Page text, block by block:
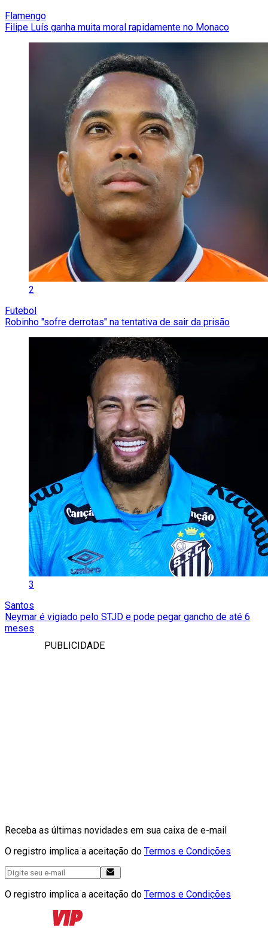
Flamengo
Filipe Luís ganha muita moral rapidamente no Monaco
2
Futebol
Robinho "sofre derrotas" na tentativa de sair da prisão
3
Santos
Neymar é vigiado pelo STJD e pode pegar gancho de até 6
meses
PUBLICIDADE
Receba as últimas novidades em sua caixa de e-mail
O registro implica a aceitação do Termos e Condições
O registro implica a aceitação do Termos e Condições